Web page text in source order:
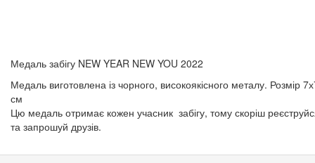
Медаль забігу NEW YEAR NEW YOU 2022
Медаль виготовлена із чорного, високоякісного металу. Розмір
см
Цю медаль отримає кожен учасник забігу, тому скоріш
та запрошуй друзів.